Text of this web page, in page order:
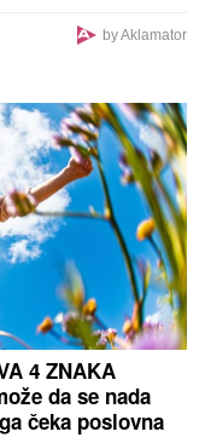
DOBIJA
proživljava horor,
ste"